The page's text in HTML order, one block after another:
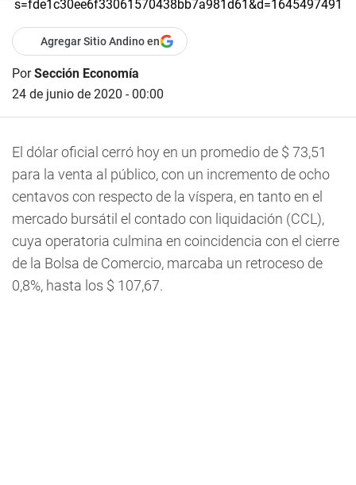
Agregar Sitio Andino en
PorSección Economía
24 de junio de 2020 - 00:00
El dólar oficial cerró hoy en un promedio de $ 73,51
para la venta al público, con un incremento de ocho
centavos con respecto de la víspera, en tanto en el
mercado bursátil el contado con liquidación (CCL),
cuya operatoria culmina en coincidencia con el cierre
de la Bolsa de Comercio, marcaba un retroceso de
0,8%, hasta los $ 107,67.